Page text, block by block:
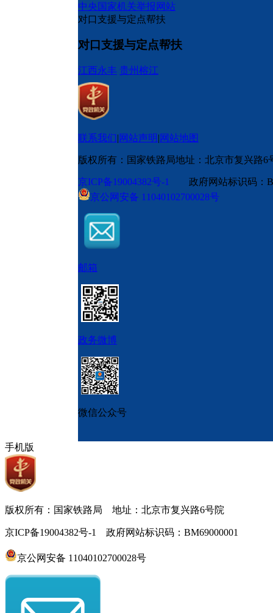
中央国家机关举报网站
对口支援与定点帮扶
对口支援与定点帮扶
江西永丰 贵州榕江
联系我们|网站声明|网站地图
版权所有：国家铁路局地址：北京市复兴路6
京ICP备19004382号-1
政府网站标识码
京公网安备 11040102700028号
邮箱
政务微博
微信公众号
手机版
版权所有：国家铁路局 地址：北京市复兴路6号院
京ICP备19004382号-1 政府网站标识码：BM69000001
京公网安备 11040102700028号